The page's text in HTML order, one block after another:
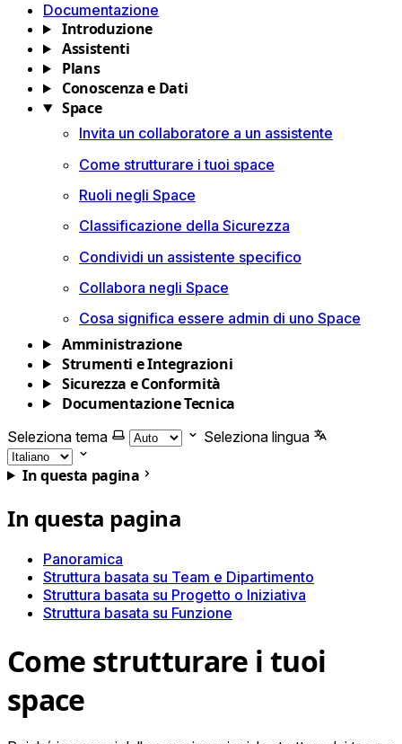
Documentazione
Introduzione
Assistenti
Plans
Conoscenza e Dati
Space
Invita un collaboratore a un assistente
Come strutturare i tuoi space
Ruoli negli Space
Classificazione della Sicurezza
Condividi un assistente specifico
Collabora negli Space
Cosa significa essere admin di uno Space
Amministrazione
Strumenti e Integrazioni
Sicurezza e Conformità
Documentazione Tecnica
Seleziona tema Seleziona lingua
In questa pagina
In questa pagina
Panoramica
Struttura basata su Team e Dipartimento
Struttura basata su Progetto o Iniziativa
Struttura basata su Funzione
Come strutturare i tuoi
space